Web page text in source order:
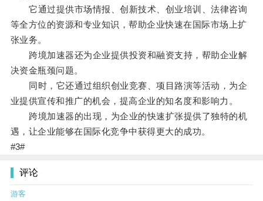
它通过提供市场情报、创新技术、创业培训、法律咨询
等全方位的资源和专业知识，帮助企业快速在国际市场上扩
张业务。
跨境加速器还为企业提供投资和融资支持，帮助企业解
决资金瓶颈问题。
同时，它还通过组织创业竞赛、项目路演等活动，为企
业提供宣传和推广的机会，提高企业的知名度和影响力。
跨境加速器的出现，为企业的快速扩张提供了独特的机
遇，让企业能够在国际化竞争中获得更大的成功。
#3#
评论
游客